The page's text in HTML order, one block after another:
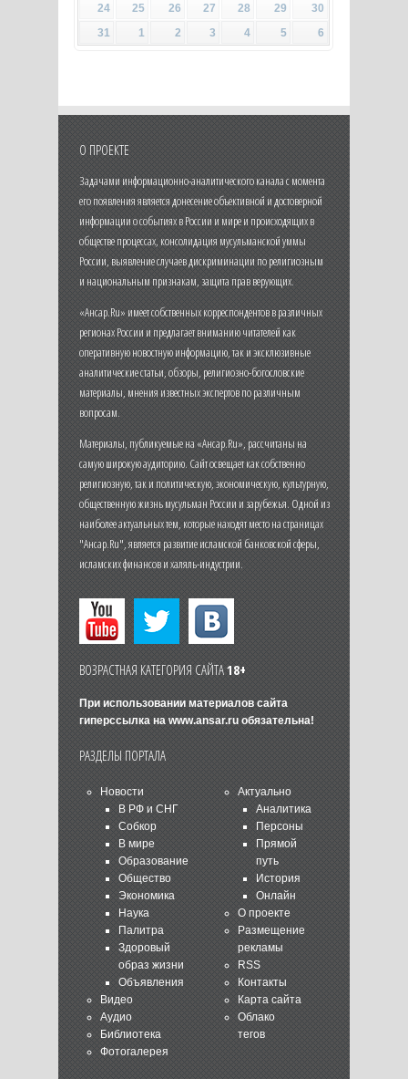
24
25 26 27 28 29
30
31
1 2 3 4 5 6
О ПРОЕКТЕ
Задачами информационно-аналитического канала с момента
его появления является донесение объективной и достоверной
информации о событиях в России и мире и происходящих в
обществе процессах, консолидация мусульманской уммы
России, выявление случаев дискриминации по религиозным
и национальным признакам, защита прав верующих.
«Ансар.Ru» имеет собственных корреспондентов в различных
регионах России и предлагает вниманию читателей как
оперативную новостную информацию, так и эксклюзивные
аналитические статьи, обзоры, религиозно-богословские
материалы, мнения известных экспертов по различным
вопросам.
Материалы, публикуемые на «Ансар.Ru», рассчитаны на
самую широкую аудиторию. Сайт освещает как собственно
религиозную, так и политическую, экономическую, культурную,
общественную жизнь мусульман России и зарубежья. Одной из
наиболее актуальных тем, которые находят место на страницах
"Ансар.Ru", является развитие исламской банковской сферы,
исламских финансов и халяль-индустрии.
ВОЗРАСТНАЯ КАТЕГОРИЯ САЙТА18+
При использовании материалов сайта
гиперссылка на www.ansar.ruобязательна!
РАЗДЕЛЫ ПОРТАЛА
Новости
В РФ и СНГ
Собкор
В мире
Образование
Общество
Экономика
Наука
Палитра
Здоровый
образ жизни
Объявления
Видео
Аудио
Библиотека
Фотогалерея
Актуально
Аналитика
Персоны
Прямой
путь
История
Онлайн
О проекте
Размещение
рекламы
RSS
Контакты
Карта сайта
Облако
тегов